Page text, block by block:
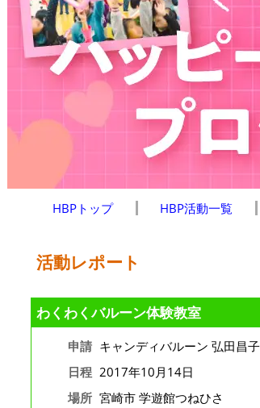
HBPトップ HBP活動一覧
活動レポート
わくわくバルーン体験教室
申請 キャンディバルーン 弘田昌
日程 2017年10月14日
場所 宮崎市 学遊館つねひさ